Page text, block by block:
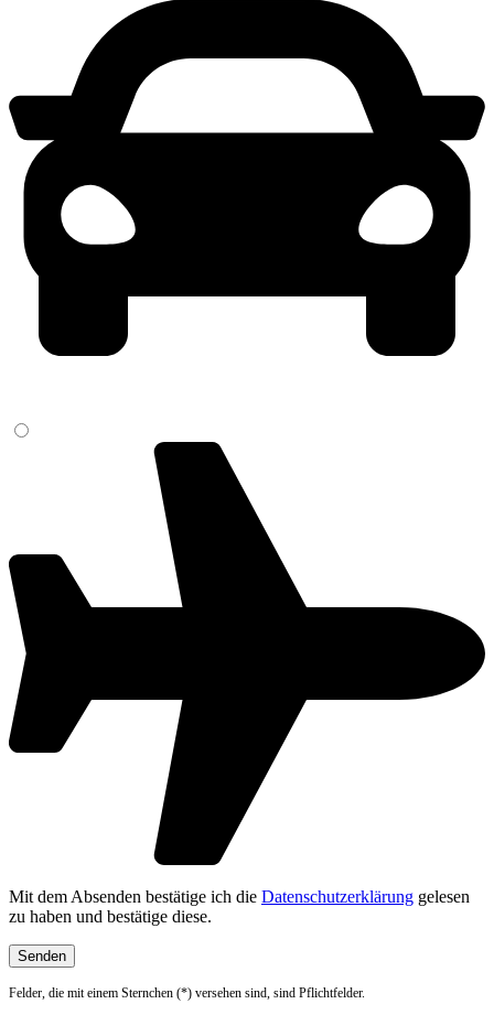
Mit dem Absenden bestätige ich die Datenschutzerklärung gelesen
zu haben und bestätige diese.
Felder, die mit einem Sternchen (*) versehen sind, sind Pflichtfelder.